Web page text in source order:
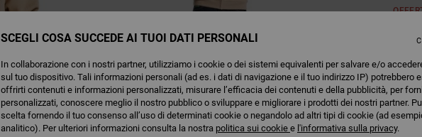
SCEGLI COSA SUCCEDE AI TUOI DATI PERSONALI
In collaborazione con i nostri partner, utilizziamo i cookie o dei sistemi equivalenti per salvare e/o
sul tuo dispositivo. Tali informazioni personali (ad es. i dati di navigazione e il tuo indirizzo IP) potrebbero
offrirti contenuti e informazioni personalizzati, misurare l’efficacia dei contenuti e della pubblicità, per
personalizzati, conoscere meglio il nostro pubblico o sviluppare e migliorare i prodotti dei nostri partner.
scelta fornendo il tuo consenso all’uso di determinati cookie o negandolo ad altri tipi di cookie (ad
analitico). Per ulteriori informazioni consulta la nostra politica sui cookie e l'informativa sulla privacy.